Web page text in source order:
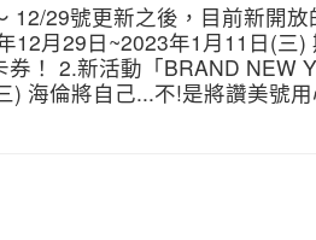
12/29號更新之後，目前新開放
12月29日~2023年1月11日(三)
！ 2.新活動「BRAND NEW
) 海倫將自己...不!是將讚美號